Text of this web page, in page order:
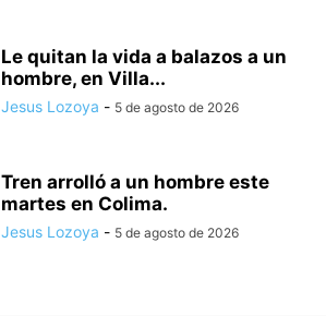
Le quitan la vida a balazos a un
hombre, en Villa...
Jesus Lozoya - 5 de agosto de 2026
Tren arrolló a un hombre este
martes en Colima.
Jesus Lozoya - 5 de agosto de 2026